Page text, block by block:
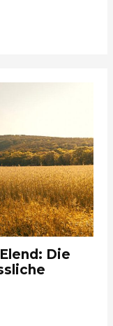
Die